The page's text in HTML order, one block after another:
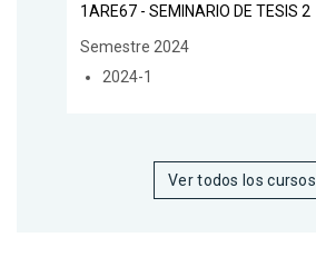
1ARE67 - SEMINARIO DE TESIS 2
Semestre 2024
2024-1
Ver todos los cursos